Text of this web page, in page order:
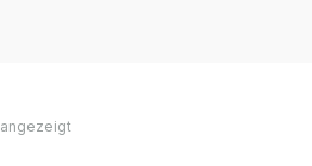
angezeigt